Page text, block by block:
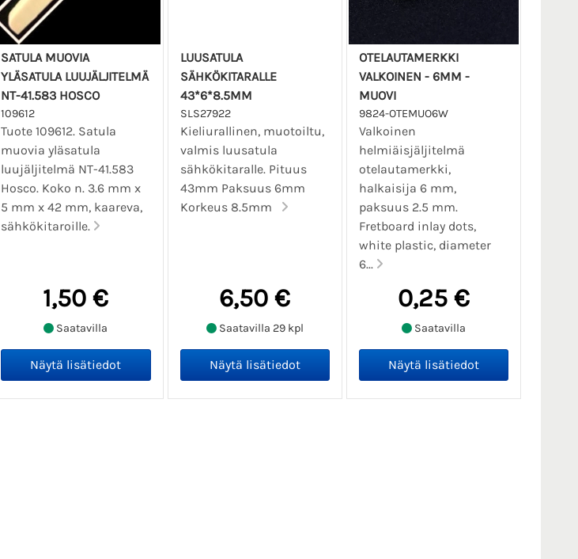
SATULA MUOVIA
YLÄSATULA LUUJÄLJITELMÄ
NT-41.583 HOSCO
109612
Tuote 109612. Satula
muovia yläsatula
luujäljitelmä NT-41.583
Hosco. Koko n. 3.6 mm x
5 mm x 42 mm, kaareva,
sähkökitaroille.
1,50 €
Saatavilla
LUUSATULA
SÄHKÖKITARALLE
43*6*8.5MM
SLS27922
Kieliurallinen, muotoiltu,
valmis luusatula
sähkökitaralle. Pituus
43mm Paksuus 6mm
Korkeus 8.5mm
6,50 €
Saatavilla 29 kpl
OTELAUTAMERKKI
VALKOINEN - 6MM -
MUOVI
9824-OTEMUO6W
Valkoinen
helmiäisjäljitelmä
otelautamerkki,
halkaisija 6 mm,
paksuus 2.5 mm.
Fretboard inlay dots,
white plastic, diameter
6...
0,25 €
Saatavilla